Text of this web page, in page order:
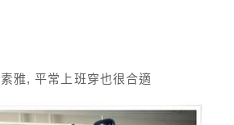
雅, 平常上班穿也很合適